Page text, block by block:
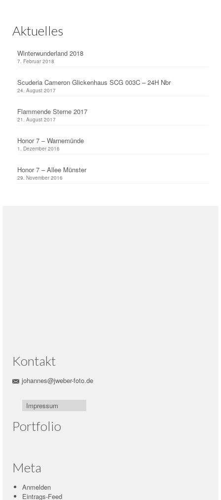
Aktuelles
Winterwunderland 2018
7. Februar 2018
Scuderia Cameron Glickenhaus SCG 003C – 24H Nbr
24. August 2017
Flammende Sterne 2017
21. August 2017
Honor 7 – Warnemünde
1. Dezember 2016
Honor 7 – Allee Münster
29. November 2016
Kontakt
johannes@jweber-foto.de
Impressum
Portfolio
Meta
Anmelden
Eintrags-Feed